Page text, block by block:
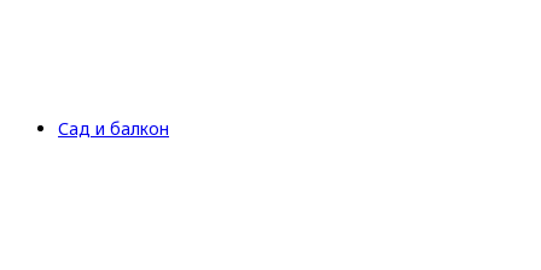
Сад и балкон